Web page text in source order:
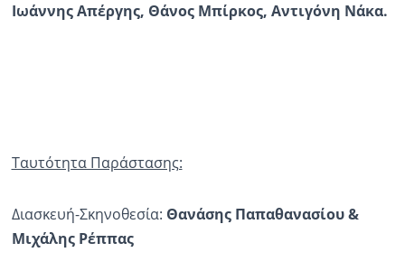
Ιωάννης Απέργης, Θάνος Μπίρκος, Αντιγόνη Νάκα.
Ταυτότητα Παράστασης:
Διασκευή-Σκηνοθεσία: Θανάσης Παπαθανασίου&
Μιχάλης Ρέππας